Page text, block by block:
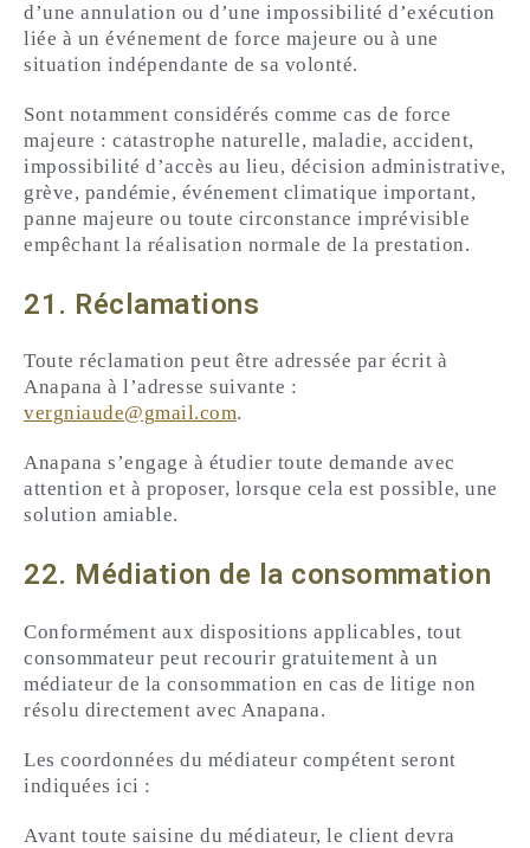
d’une annulation ou d’une impossibilité d’exécution
liée à un événement de force majeure ou à une
situation indépendante de sa volonté.
Sont notamment considérés comme cas de force
majeure : catastrophe naturelle, maladie, accident,
impossibilité d’accès au lieu, décision administrative,
grève, pandémie, événement climatique important,
panne majeure ou toute circonstance imprévisible
empêchant la réalisation normale de la prestation.
21. Réclamations
Toute réclamation peut être adressée par écrit à
Anapana à l’adresse suivante :
vergniaude@gmail.com.
Anapana s’engage à étudier toute demande avec
attention et à proposer, lorsque cela est possible, une
solution amiable.
22. Médiation de la consommation
Conformément aux dispositions applicables, tout
consommateur peut recourir gratuitement à un
médiateur de la consommation en cas de litige non
résolu directement avec Anapana.
Les coordonnées du médiateur compétent seront
indiquées ici :
Avant toute saisine du médiateur, le client devra